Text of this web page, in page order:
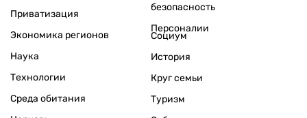
Приватизация
Экономика регионов
безопасность
Персоналии
Наука
Технологии
Среда обитания
Социум
История
Круг семьи
Туризм